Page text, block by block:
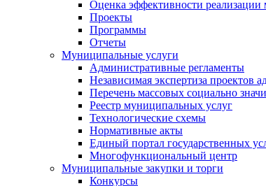
Оценка эффективности
Проекты
Программы
Отчеты
Муниципальные услуги
Административные регламенты
Независимая экспертиза проектов
Перечень массовых социально
Реестр муниципальных услуг
Технологические схемы
Нормативные акты
Единый портал государственных
Многофункциональный центр
Муниципальные закупки и торги
Конкурсы